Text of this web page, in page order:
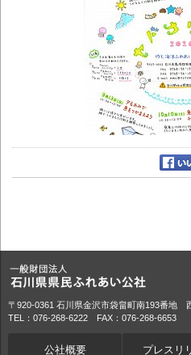
〒920-0361 石川県金沢市袋畠町南193番地
TEL：076-268-6222 FAX：076-268-6653
公社概要 プレスリ